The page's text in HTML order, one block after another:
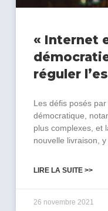
« Internet
réguler
Les défis posés
démocratique,
plus complexes, et
nouvelle livraison,
LIRE LA SUITE >>
26 novembre 2021